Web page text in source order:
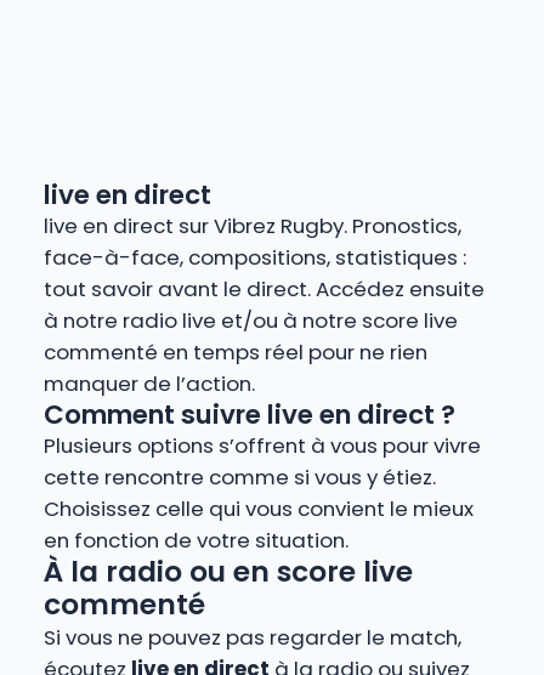
live en direct
live en direct sur Vibrez Rugby. Pronostics,
face-à-face, compositions, statistiques :
tout savoir avant le direct. Accédez ensuite
à notre radio live et/ou à notre score live
commenté en temps réel pour ne rien
manquer de l’action.
Comment suivre live en direct ?
Plusieurs options s’offrent à vous pour vivre
cette rencontre comme si vous y étiez.
Choisissez celle qui vous convient le mieux
en fonction de votre situation.
À la radio ou en score live
commenté
Si vous ne pouvez pas regarder le match,